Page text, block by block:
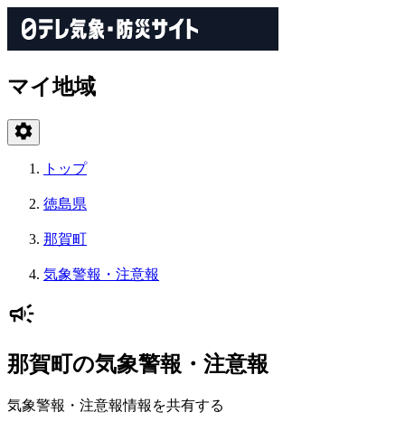
マイ地域
トップ
徳島県
那賀町
気象警報・注意報
那賀町の気象警報・注意報
気象警報・注意報情報を共有する